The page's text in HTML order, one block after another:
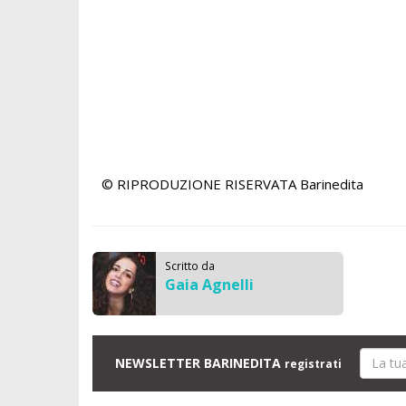
© RIPRODUZIONE RISERVATA Barinedita
Scritto da
Gaia Agnelli
NEWSLETTER BARINEDITA registrati